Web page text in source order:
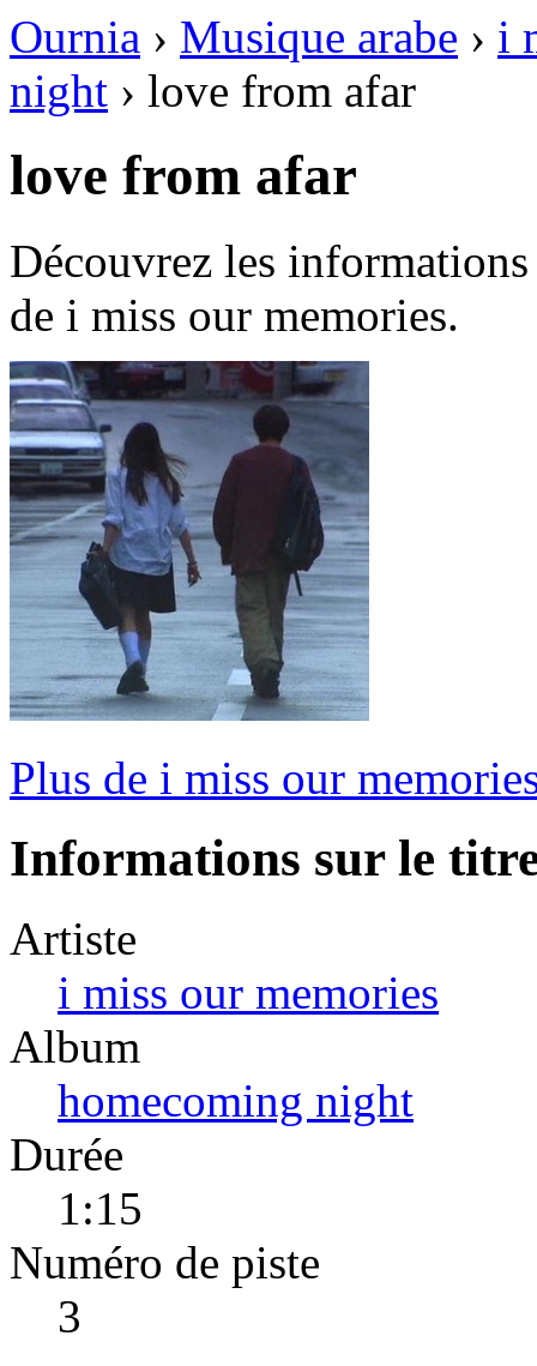
Ournia › Musique arabe › i
night › love from afar
love from afar
Découvrez les
de i miss our memories.
Plus de i miss our
Informations sur le
Artiste
i miss our memories
Album
homecoming night
Durée
1:15
Numéro de piste
3